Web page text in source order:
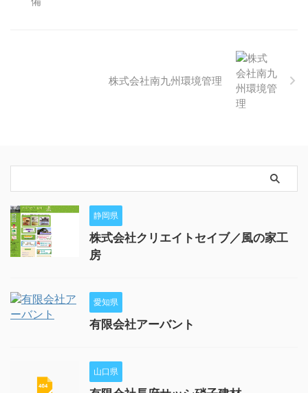
株式会社南九州環境管理
静岡県
株式会社クリエイトセイブ／風の家工
房
愛知県
有限会社アーバント
山口県